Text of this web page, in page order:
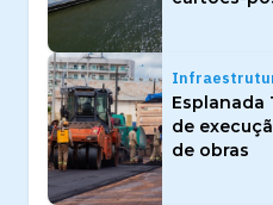
Esplanada
de
de obras